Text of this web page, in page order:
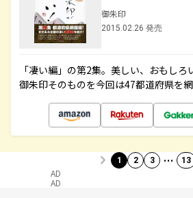
御朱印
2015.02.26 発売
「凄い編」の第2集。美しい、おもしろ
御朱印そのものを今回は47都道府県を網
1 2 3 … 13
AD
AD